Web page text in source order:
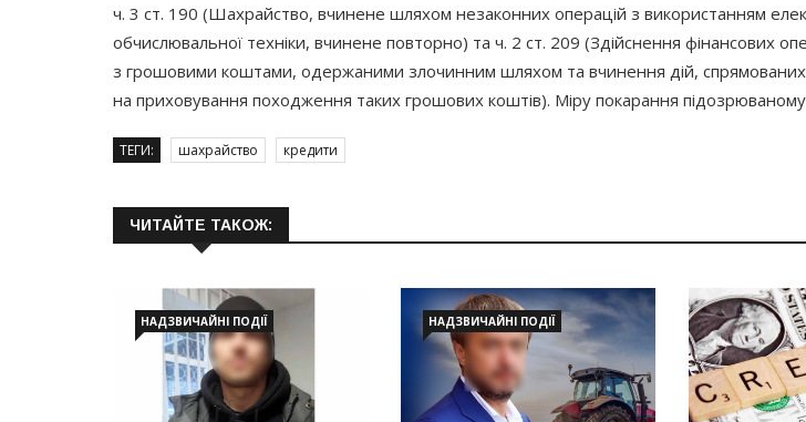
ч. 3 ст. 190 (Шахрайство, вчинене шляхом незаконних операцій з використанням
обчислювальної техніки, вчинене повторно) та ч. 2 ст. 209 (Здійснення фінансових
з грошовими коштами, одержаними злочинним шляхом та вчинення дій, спрямованих
на приховування походження таких грошових коштів). Міру покарання
ТЕГИ: шахрайство кредити
ЧИТАЙТЕ ТАКОЖ:
НАДЗВИЧАЙНІ ПОДІЇ НАДЗВИЧАЙНІ ПОДІЇ